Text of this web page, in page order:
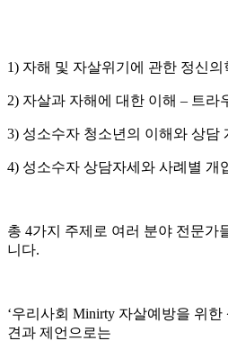
1) 자해 및 자살위기에 관한 정신의
2) 자살과 자해에 대한 이해 – 트라
3) 성소수자 청소년의 이해와 상담
4) 성소수자 상담자세와 사례별 개
총 4가지 주제로 여러 분야 전문가
니다.
‘우리사회 Minirty 자살예방을 위한
견과 제언으로는